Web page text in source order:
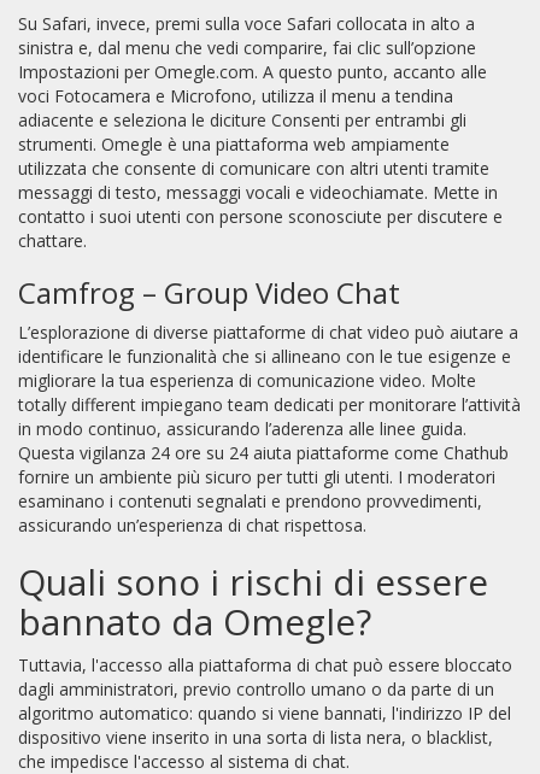
Su Safari, invece, premi sulla voce Safari collocata in alto a
sinistra e, dal menu che vedi comparire, fai clic sull’opzione
Impostazioni per Omegle.com. A questo punto, accanto alle
voci Fotocamera e Microfono, utilizza il menu a tendina
adiacente e seleziona le diciture Consenti per entrambi gli
strumenti. Omegle è una piattaforma web ampiamente
utilizzata che consente di comunicare con altri utenti tramite
messaggi di testo, messaggi vocali e videochiamate. Mette in
contatto i suoi utenti con persone sconosciute per discutere e
chattare.
Camfrog – Group Video Chat
L’esplorazione di diverse piattaforme di chat video può aiutare a
identificare le funzionalità che si allineano con le tue esigenze e
migliorare la tua esperienza di comunicazione video. Molte
totally different impiegano team dedicati per monitorare l’attività
in modo continuo, assicurando l’aderenza alle linee guida.
Questa vigilanza 24 ore su 24 aiuta piattaforme come Chathub
fornire un ambiente più sicuro per tutti gli utenti. I moderatori
esaminano i contenuti segnalati e prendono provvedimenti,
assicurando un’esperienza di chat rispettosa.
Quali sono i rischi di essere
bannato da Omegle?
Tuttavia, l'accesso alla piattaforma di chat può essere bloccato
dagli amministratori, previo controllo umano o da parte di un
algoritmo automatico: quando si viene bannati, l'indirizzo IP del
dispositivo viene inserito in una sorta di lista nera, o blacklist,
che impedisce l'accesso al sistema di chat.